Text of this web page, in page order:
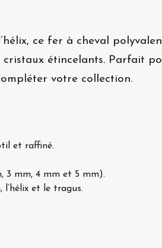
ce fer à cheval
étincelants. Parfait
votre collection.
et raffiné.
3 mm, 4 mm et 5 mm).
et le tragus.